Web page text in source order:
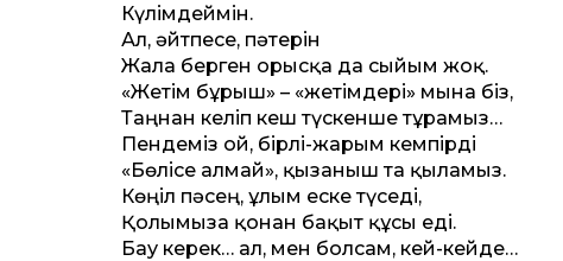
Күлімдеймін.
Ал, әйтпесе, пәтерін
Жалға берген орысқа да сыйым жоқ.
«Жетім бұрыш» – «жетімдері» мына біз,
Таңнан келіп кеш түскенше тұрамыз…
Пендеміз ғой, бірлі-жарым кемпірді
«Бөлісе алмай», қызғаныш та қыламыз.
Көңіл пәсең, ұлым еске түседі,
Қолымызға қонған бақыт құсы еді.
Бағу керек… ал, мен болсам, кей-кейде…